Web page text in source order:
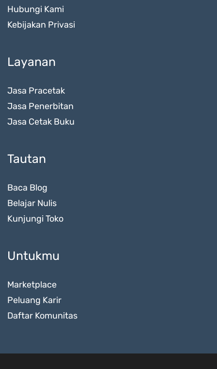
Hubungi Kami
Kebijakan Privasi
Layanan
Jasa Pracetak
Jasa Penerbitan
Jasa Cetak Buku
Tautan
Baca Blog
Belajar Nulis
Kunjungi Toko
Untukmu
Marketplace
Peluang Karir
Daftar Komunitas